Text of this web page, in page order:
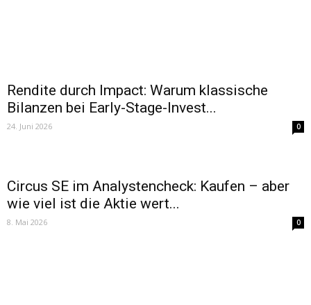
Rendite durch Impact: Warum klassische
Bilanzen bei Early-Stage-Invest...
24. Juni 2026 0
Circus SE im Analystencheck: Kaufen – aber
wie viel ist die Aktie wert...
8. Mai 2026 0